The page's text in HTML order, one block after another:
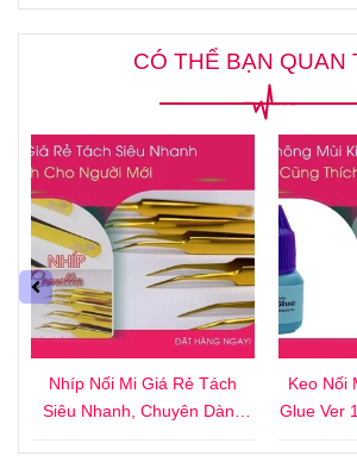
CÓ THỂ BẠN QUAN
Nhíp Nối Mi Giá Rẻ Tách
Siêu Nhanh, Chuyên Dành
Keo Nối
Glue Ver